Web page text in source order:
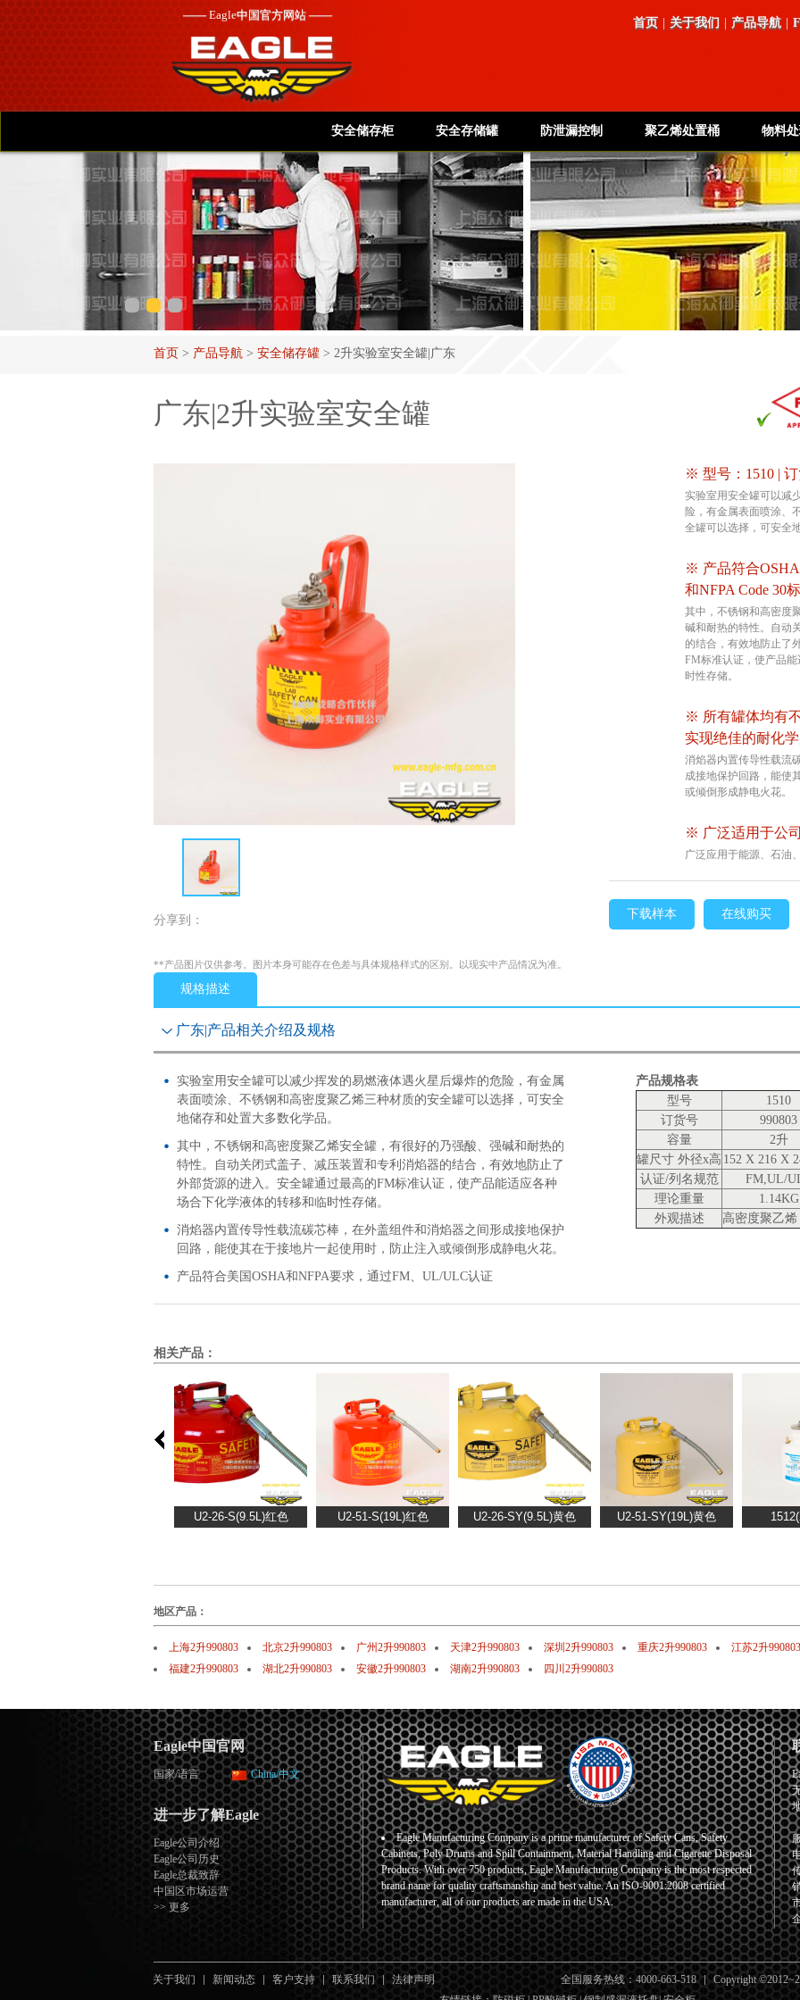
首页 关于我们 产品导航
——Eagle中国官方网站 ——
安全储存柜 安全存储罐 防泄漏控制 聚乙烯处置桶 物料
首页 > 产品导航 > 安全储存罐 > 2升实验室安全罐|广东
广东|2升实验室安全罐
分享到：
**产品图片仅供参考。图片本身可能存在色差与具体规格样式的区别。以现实中产品情况为准。
※ 型号：1510 |
实验室用安全罐可以减
险，有金属表面喷涂、
全罐可以选择，可安全
※ 产品符合OSHA
和NFPA Code 30
其中，不锈钢和高密度
碱和耐热的特性。自动
的结合，有效地防止了
FM标准认证，使产品
时性存储。
※ 所有罐体均有
实现绝佳的耐化
消焰器内置传导性载流
成接地保护回路，能使
或倾倒形成静电火花。
※ 广泛适用于公
广泛应用于能源、石油
下载样本 在线购买
规格描述
广东|产品相关介绍及规格
实验室用安全罐可以减少挥发的易燃液体遇火星后爆炸的危险，有金属
表面喷涂、不锈钢和高密度聚乙烯三种材质的安全罐可以选择，可安全
地储存和处置大多数化学品。
其中，不锈钢和高密度聚乙烯安全罐，有很好的乃强酸、强碱和耐热的
特性。自动关闭式盖子、减压装置和专利消焰器的结合，有效地防止了
外部货源的进入。安全罐通过最高的FM标准认证，使产品能适应各种
场合下化学液体的转移和临时性存储。
消焰器内置传导性载流碳芯棒，在外盖组件和消焰器之间形成接地保护
回路，能使其在于接地片一起使用时，防止注入或倾倒形成静电火花。
产品符合美国OSHA和NFPA要求，通过FM、UL/ULC认证
产品规格表
型号
1510
订货号
990803
容量
2升
罐尺寸 外径x高 152 X 216 X
认证/列名规范
FM,UL/
理论重量
1.14KG
外观描述
高密度聚乙
相关产品：
地区产品：
上海2升990803 北京2升990803 广州2升990803 天津2升990803 深圳2升990803 重庆2升990803
江苏2升990803
福建2升990803
湖北2升990803 安徽2升990803 湖南2升990803 四川2升990803
Eagle中国官网
国家/语言 China/中文
进一步了解Eagle
Eagle公司介绍
Eagle公司历史
Eagle总裁致辞
中国区市场运营
>> 更多
Eagle Manufacturing Company is a prime manufacturer of Safety Cans, Safety
Cabinets, Poly Drums and Spill Containment, Material Handling and Cigarette Disposal
Products. With over 750 products, Eagle Manufacturing Company is the most respected
brand name for quality craftsmanship and best value. An ISO-9001:2008 certified
manufacturer, all of our products are made in the USA.
关于我们 新闻动态 客户支持 联系我们 法律声明 全国服务热线：4000-663-518 Copyright ©2012~